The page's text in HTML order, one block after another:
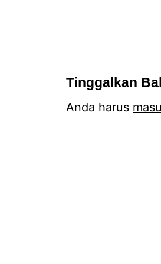
Tinggalkan
Anda harus